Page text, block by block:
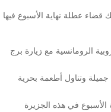
قضاء عطلة نهاية الأسبوع فيها
الرومانسية مع زيارة برج
جميلة وتناول أطعمة بحرية
الأسبوع في هذه الجزيرة